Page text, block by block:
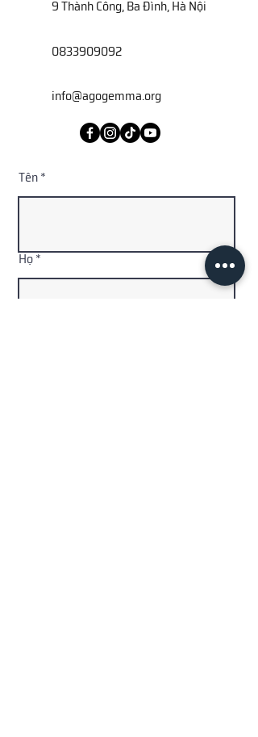
9 Thành Công, Ba Đình, Hà Nội
0833909092
info@agogemma.org
Tên
Họ